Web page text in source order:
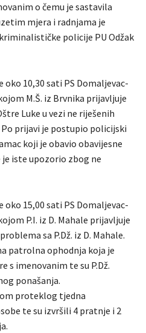
o čemu je sastavila
mjera i radnjama je
policije PU Odžak
oko 10,30 sati PS Domaljevac-
M.Š. iz Brvnika prijavljuje
Luke u vezi ne riješenih
prijavi je postupio policijski
koji je obavio obavijesne
iste upozorio zbog ne
oko 15,00 sati PS Domaljevac-
P.I. iz D. Mahale prijavljuje
sa P.Dž. iz D. Mahale.
patrolna ophodnja koja je
s imenovanim te su P.Dž.
ponašanja.
proteklog tjedna
te su izvršili 4 pratnje i 2